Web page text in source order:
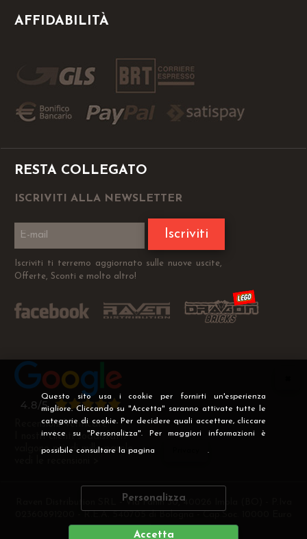
Questo sito usa i cookie per fornirti un'esperienza
migliore. Cliccando su "Accetta" saranno attivate tutte le
categorie di cookie. Per decidere quali accettare, cliccare
invece su "Personalizza". Per maggiori informazioni è
possibile consultare la pagina .
Personalizza
Accetta
AFFIDABILITÀ
RESTA COLLEGATO
ISCRIVITI ALLA NEWSLETTER
Iscriviti
Iscriviti ti terremo aggiornato sulle nuove uscite,
Offerte, Sconti e molto altro!
Recensioni Verificate
I nostri clienti soddisfatti
valgono più di mille parole
Raven Distribution SRL - Via Fanin 30, 40026 Imola (BO) - P.Iva
i.v